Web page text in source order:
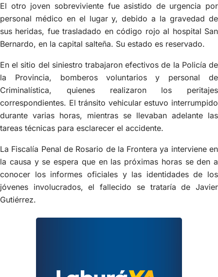
El otro joven sobreviviente fue asistido de urgencia por
personal médico en el lugar y, debido a la gravedad de
sus heridas, fue trasladado en código rojo al hospital San
Bernardo, en la capital salteña. Su estado es reservado.
En el sitio del siniestro trabajaron efectivos de la Policía de
la Provincia, bomberos voluntarios y personal de
Criminalística, quienes realizaron los peritajes
correspondientes. El tránsito vehicular estuvo interrumpido
durante varias horas, mientras se llevaban adelante las
tareas técnicas para esclarecer el accidente.
La Fiscalía Penal de Rosario de la Frontera ya interviene en
la causa y se espera que en las próximas horas se den a
conocer los informes oficiales y las identidades de los
jóvenes involucrados, el fallecido se trataría de Javier
Gutiérrez.